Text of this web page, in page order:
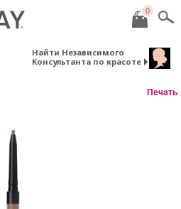
0
Найти Независимого
Консультанта по красоте
Печать